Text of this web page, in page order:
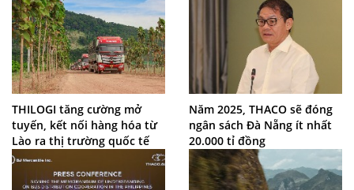
THILOGI tăng cường mở
tuyến, kết nối hàng hóa từ
Lào ra thị trường quốc tế
Năm 2025, THACO sẽ đóng
ngân sách Đà Nẵng ít nhất
20.000 tỉ đồng